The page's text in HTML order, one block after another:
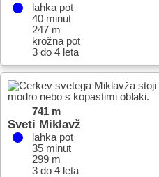
lahka pot
40 minut
247 m
krožna pot
3 do 4 leta
741 m
Sveti Miklavž
lahka pot
35 minut
299 m
3 do 4 leta